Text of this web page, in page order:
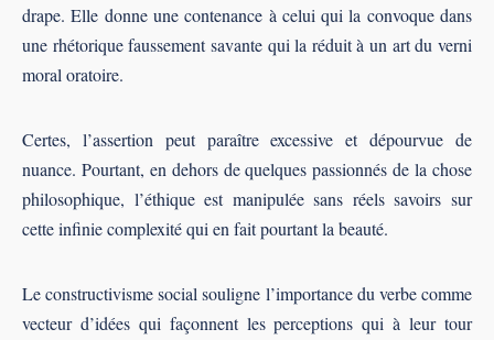
drape. Elle donne une contenance à celui qui la convoque dans
une rhétorique faussement savante qui la réduit à un art du verni
moral oratoire.
Certes, l’assertion peut paraître excessive et dépourvue de
nuance. Pourtant, en dehors de quelques passionnés de la chose
philosophique, l’éthique est manipulée sans réels savoirs sur
cette infinie complexité qui en fait pourtant la beauté.
Le constructivisme social souligne l’importance du verbe comme
vecteur d’idées qui façonnent les perceptions qui à leur tour